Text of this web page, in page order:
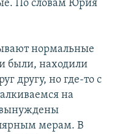
По словам Юрия
нормальные
были, находили
другу, но где-то с
на
вынуждены
мерам. В